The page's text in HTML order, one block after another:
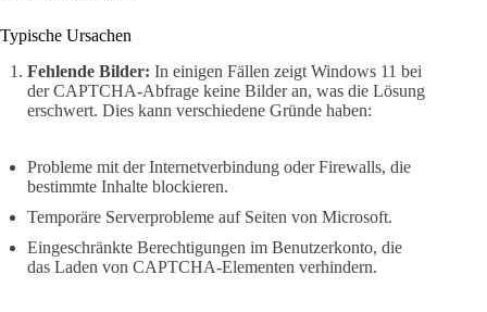
Typische Ursachen
Fehlende Bilder: In einigen Fällen zeigt Windows 11 bei
der CAPTCHA-Abfrage keine Bilder an, was die Lösung
erschwert. Dies kann verschiedene Gründe haben:
Probleme mit der Internetverbindung oder Firewalls, die
bestimmte Inhalte blockieren.
Temporäre Serverprobleme auf Seiten von Microsoft.
Eingeschränkte Berechtigungen im Benutzerkonto, die
das Laden von CAPTCHA-Elementen verhindern.